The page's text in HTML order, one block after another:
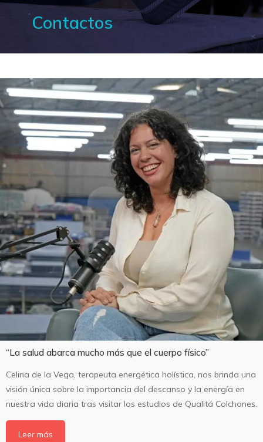
Contactos
“La salud abarca mucho más que el cuerpo físico”
Celina de la Vega, terapeuta energética holística, nos brinda una
visión única sobre la importancia del descanso y la energía en
nuestra vida diaria tras visitar los estudios de Qualitá Colchones.
Leer más